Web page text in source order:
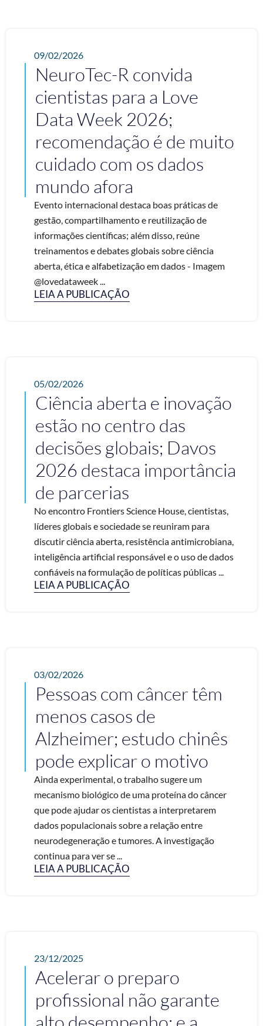
09/02/2026
NeuroTec-R convida
cientistas para a Love
Data Week 2026;
recomendação é de muito
cuidado com os dados
mundo afora
Evento internacional destaca boas práticas de
gestão, compartilhamento e reutilização de
informações científicas; além disso, reúne
treinamentos e debates globais sobre ciência
aberta, ética e alfabetização em dados - Imagem
@lovedataweek ...
LEIA A PUBLICAÇÃO
05/02/2026
Ciência aberta e inovação
estão no centro das
decisões globais; Davos
2026 destaca importância
de parcerias
No encontro Frontiers Science House, cientistas,
líderes globais e sociedade se reuniram para
discutir ciência aberta, resistência antimicrobiana,
inteligência artificial responsável e o uso de dados
confiáveis na formulação de políticas públicas ...
LEIA A PUBLICAÇÃO
03/02/2026
Pessoas com câncer têm
menos casos de
Alzheimer; estudo chinês
pode explicar o motivo
Ainda experimental, o trabalho sugere um
mecanismo biológico de uma proteína do câncer
que pode ajudar os cientistas a interpretarem
dados populacionais sobre a relação entre
neurodegeneração e tumores. A investigação
continua para ver se ...
LEIA A PUBLICAÇÃO
23/12/2025
Acelerar o preparo
profissional não garante